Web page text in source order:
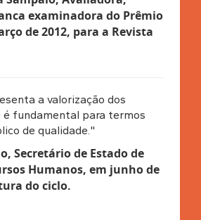
examinadora do Prêmio
de 2012, para a Revista
a valorização dos
é fundamental para termos
de qualidade."
Secretário de Estado de
Humanos, em junho de
do ciclo.